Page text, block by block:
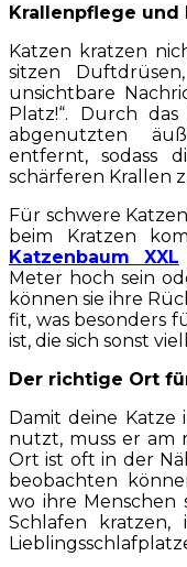
Krallenpflege und
Katzen kratzen
sitzen
unsichtbare
Platz!“. Durch
abgenutzten
entfernt, sodass
schärferen Krallen
Für schwere
beim Kratzen
Katzenbaum XXL
Meter hoch sein
können sie ihre
fit, was besonders
ist, die sich sonst
Der richtige Ort
Damit deine
nutzt, muss er am
Ort ist oft in der
beobachten
wo ihre Menschen
Schlafen